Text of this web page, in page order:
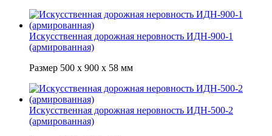
Искусственная дорожная неровность ИДН-900-1
(армированная)
Размер 500 х 900 х 58 мм
Искусственная дорожная неровность ИДН-500-2
(армированная)